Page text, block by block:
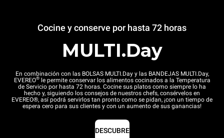
Cocine y conserve por hasta 72 horas
MULTI.Day
En combinación con las BOLSAS MULTI.Day y las BANDEJAS MULTI.Day,
EVEREO®le permite conservar los alimentos cocinados a la Temperatura
de Servicio por hasta 72 horas. Cocine sus platos como siempre lo ha
hecho y, siguiendo los consejos de nuestros chefs, consérvelos en
EVEREO®, así podrá servirlos tan pronto como se pidan, ¡con un tiempo de
espera cero para sus clientes y con un aumento de sus ganancias!
DESCUBRE